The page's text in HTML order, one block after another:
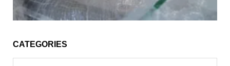
CATEGORIES